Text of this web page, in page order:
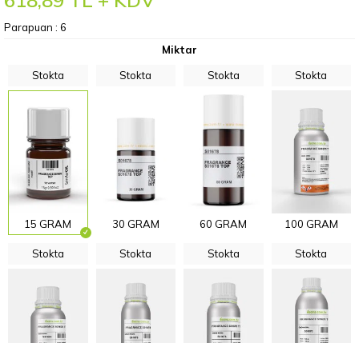
Parapuan : 6
Miktar
Stokta
15 GRAM
Stokta
30 GRAM
Stokta
60 GRAM
Stokta
100 GRAM
Stokta Stokta Stokta Stokta